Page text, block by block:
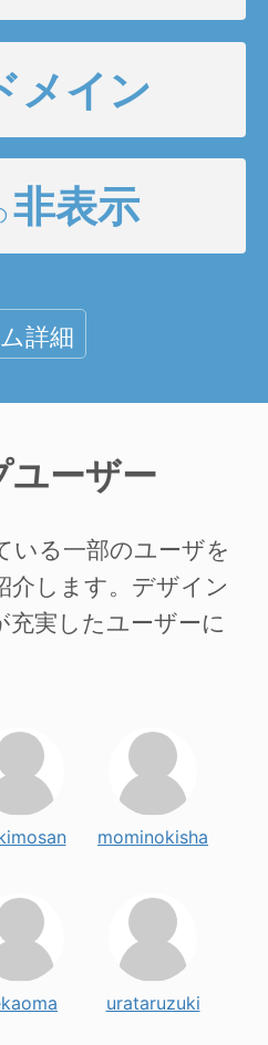
メイン
非表示
詳細
ユーザー
いる一部のユーザを
介します。デザイン
実したユーザーに
mominokisha
urataruzuki